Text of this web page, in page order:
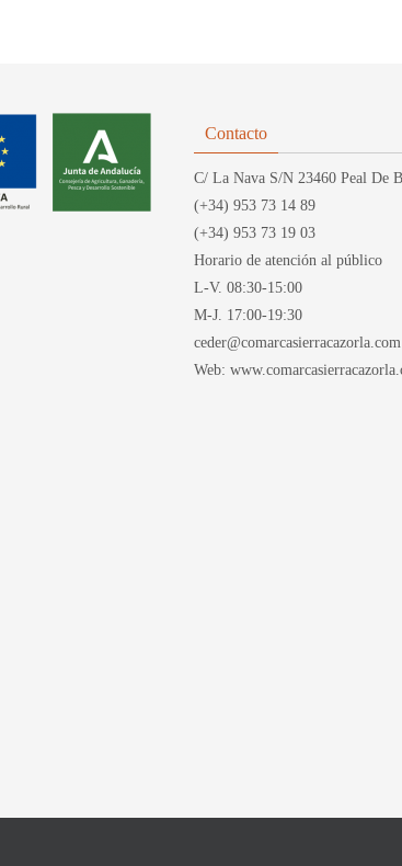
Contacto
C/ La Nava S/N 23460 Peal De
(+34) 953 73 14 89
(+34) 953 73 19 03
Horario de atención al público
L-V. 08:30-15:00
M-J. 17:00-19:30
ceder@comarcasierracazorla.com
Web: